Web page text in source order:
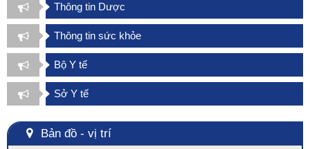
Thông tin Dược
Thông tin sức khỏe
Bộ Y tế
Sở Y tế
Bản đồ - vị trí